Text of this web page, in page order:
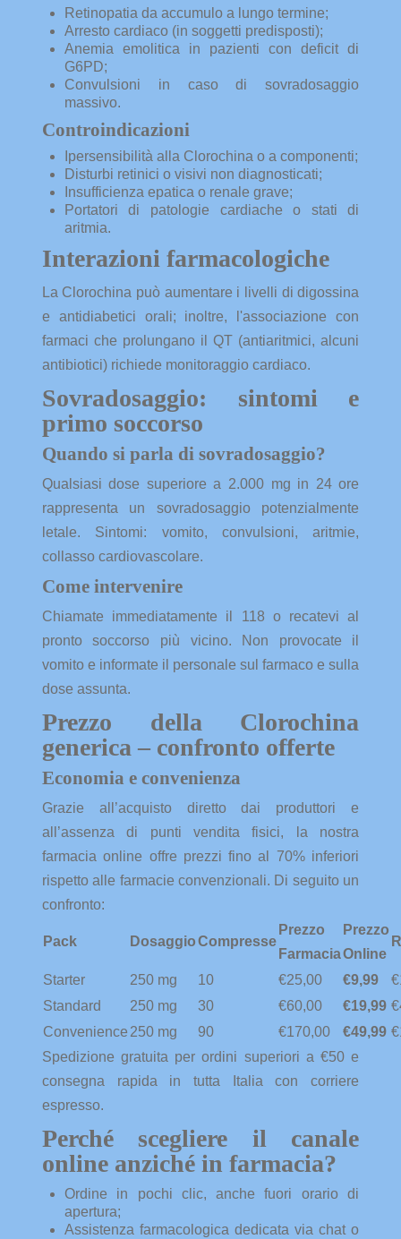
Retinopatia da accumulo a lungo termine;
Arresto cardiaco (in soggetti predisposti);
Anemia emolitica in pazienti con deficit di
G6PD;
Convulsioni in caso di sovradosaggio
massivo.
Controindicazioni
Ipersensibilità alla Clorochina o a componenti;
Disturbi retinici o visivi non diagnosticati;
Insufficienza epatica o renale grave;
Portatori di patologie cardiache o stati di
aritmia.
Interazioni farmacologiche
La Clorochina può aumentare i livelli di digossina
e antidiabetici orali; inoltre, l'associazione con
farmaci che prolungano il QT (antiaritmici, alcuni
antibiotici) richiede monitoraggio cardiaco.
Sovradosaggio: sintomi e
primo soccorso
Quando si parla di sovradosaggio?
Qualsiasi dose superiore a 2.000 mg in 24 ore
rappresenta un sovradosaggio potenzialmente
letale. Sintomi: vomito, convulsioni, aritmie,
collasso cardiovascolare.
Come intervenire
Chiamate immediatamente il 118 o recatevi al
pronto soccorso più vicino. Non provocate il
vomito e informate il personale sul farmaco e sulla
dose assunta.
Prezzo della Clorochina
generica – confronto offerte
Economia e convenienza
Grazie all’acquisto diretto dai produttori e
all’assenza di punti vendita fisici, la nostra
farmacia online offre prezzi fino al 70% inferiori
rispetto alle farmacie convenzionali. Di seguito un
confronto:
Pack DosaggioCompresse
Prezzo
Farmacia
Prezzo
Online
Starter 250 mg 10 €25,00 €9,99
Standard
250 mg 30 €60,00 €19,99
Convenience 250 mg 90 €170,00 €49,99
Spedizione gratuita per ordini superiori a €50 e
consegna rapida in tutta Italia con corriere
espresso.
Perché scegliere il canale
online anziché in farmacia?
Ordine in pochi clic, anche fuori orario di
apertura;
Assistenza farmacologica dedicata via chat o